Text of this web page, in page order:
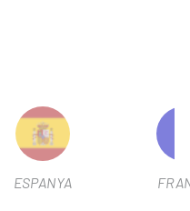
Bike Cleaner és un
ràpid i penetra en àrees
tot tipus d'equips electrònics
ESPANYA